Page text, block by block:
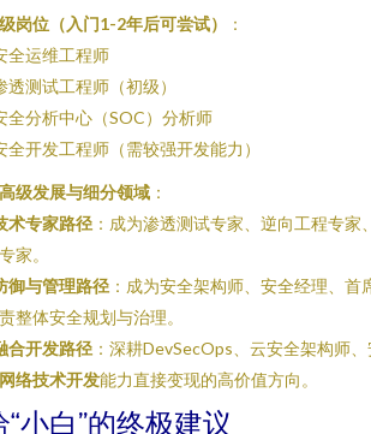
岗位（入门1-2年后可尝试）
：
全运维工程师
透测试工程师（初级）
全分析中心（SOC）分析师
全开发工程师（需较强开发能力）
级发展与细分领域 ：
术专家路径 ：成为渗透测试专家、逆向工程专
家。
御与管理路径 ：成为安全架构师、安全经理、
整体安全规划与治理。
合开发路径 ：深耕DevSecOps、云安全架构师
网络技术开发能力直接变现的高价值方向。
“小白”的终极建议